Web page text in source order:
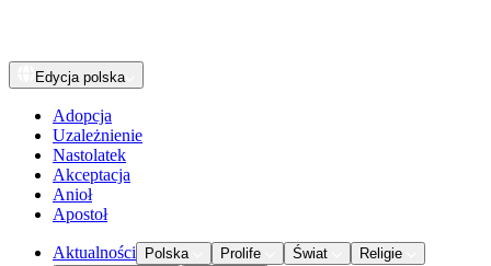
Edycja polska
Adopcja
Uzależnienie
Nastolatek
Akceptacja
Anioł
Apostoł
Aktualności Polska Prolife Świat
Religie